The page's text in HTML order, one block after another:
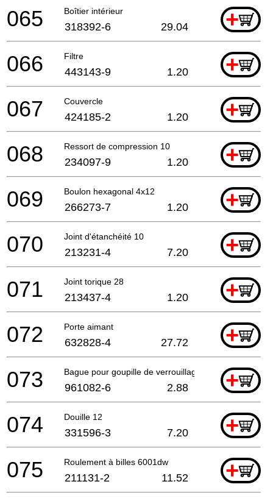
Boîtier intérieur +
065 318392-6 29.04
Filtre +
066 443143-9 1.20
Couvercle +
067 424185-2 1.20
Ressort de compression 10 +
068 234097-9 1.20
Boulon hexagonal 4x12 +
069 266273-7 1.20
Joint d'étanchéité 10 +
070 213231-4 7.20
Joint torique 28 +
071 213437-4 1.20
Porte aimant +
072 632828-4 27.72
Bague pour goupille de verrouillage Wr12+
073 961082-6 2.88
Douille 12 +
074 331596-3 7.20
Roulement à billes 6001dw +
075 211131-2 11.52